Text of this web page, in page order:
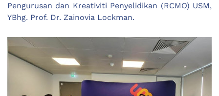
Pengurusan dan Kreativiti Penyelidikan (RCMO) USM,
YBhg. Prof. Dr. Zainovia Lockman.